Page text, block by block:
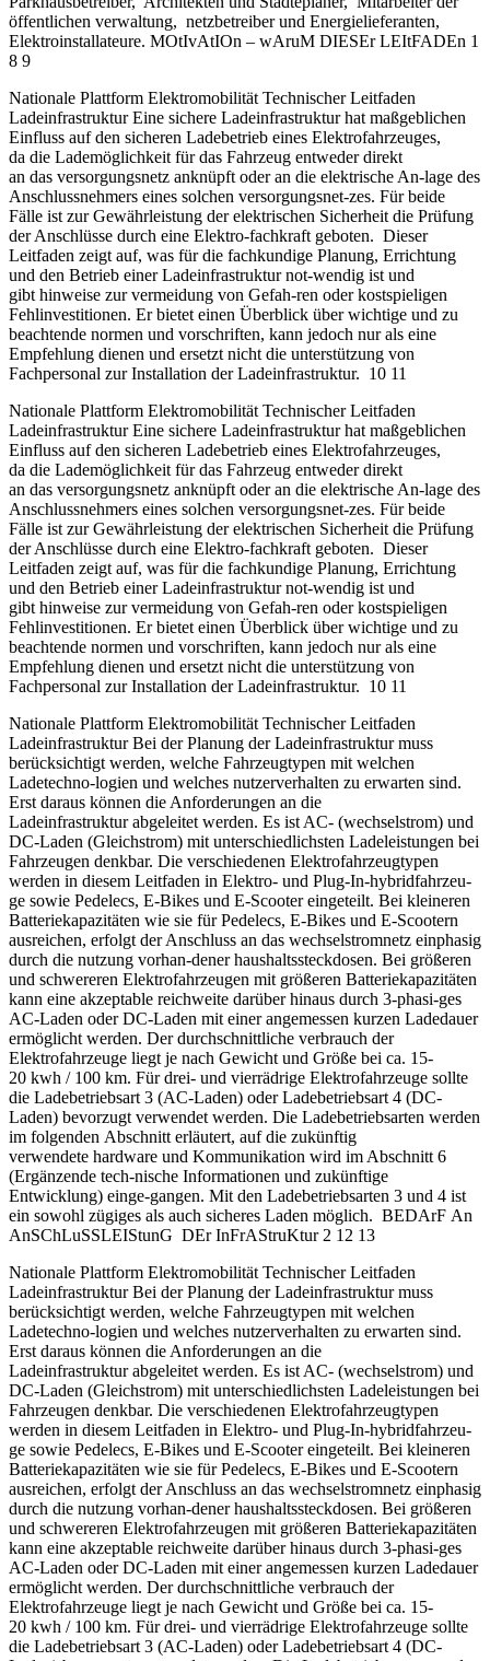
öffentlichen verwaltung, netzbetreiber und Energielieferanten,
Elektroinstallateure. MOtIvAtIOn – wAruM DIESEr LEItFADEn 1
8 9
Nationale Plattform Elektromobilität Technischer Leitfaden
Ladeinfrastruktur Eine sichere Ladeinfrastruktur hat maßgeblichen
Einfluss auf den sicheren Ladebetrieb eines Elektrofahrzeuges,
da die Lademöglichkeit für das Fahrzeug entweder direkt
an das versorgungsnetz anknüpft oder an die elektrische An-lage des
Anschlussnehmers eines solchen versorgungsnet-zes. Für beide
Fälle ist zur Gewährleistung der elektrischen Sicherheit die Prüfung
der Anschlüsse durch eine Elektro-fachkraft geboten. Dieser
Leitfaden zeigt auf, was für die fachkundige Planung, Errichtung
und den Betrieb einer Ladeinfrastruktur not-wendig ist und
gibt hinweise zur vermeidung von Gefah-ren oder kostspieligen
Fehlinvestitionen. Er bietet einen Überblick über wichtige und zu
beachtende normen und vorschriften, kann jedoch nur als eine
Empfehlung dienen und ersetzt nicht die unterstützung von
Fachpersonal zur Installation der Ladeinfrastruktur. 10 11
Nationale Plattform Elektromobilität Technischer Leitfaden
Ladeinfrastruktur Eine sichere Ladeinfrastruktur hat maßgeblichen
Einfluss auf den sicheren Ladebetrieb eines Elektrofahrzeuges,
da die Lademöglichkeit für das Fahrzeug entweder direkt
an das versorgungsnetz anknüpft oder an die elektrische An-lage des
Anschlussnehmers eines solchen versorgungsnet-zes. Für beide
Fälle ist zur Gewährleistung der elektrischen Sicherheit die Prüfung
der Anschlüsse durch eine Elektro-fachkraft geboten. Dieser
Leitfaden zeigt auf, was für die fachkundige Planung, Errichtung
und den Betrieb einer Ladeinfrastruktur not-wendig ist und
gibt hinweise zur vermeidung von Gefah-ren oder kostspieligen
Fehlinvestitionen. Er bietet einen Überblick über wichtige und zu
beachtende normen und vorschriften, kann jedoch nur als eine
Empfehlung dienen und ersetzt nicht die unterstützung von
Fachpersonal zur Installation der Ladeinfrastruktur. 10 11
Nationale Plattform Elektromobilität Technischer Leitfaden
Ladeinfrastruktur Bei der Planung der Ladeinfrastruktur muss
berücksichtigt werden, welche Fahrzeugtypen mit welchen
Ladetechno-logien und welches nutzerverhalten zu erwarten sind.
Erst daraus können die Anforderungen an die
Ladeinfrastruktur abgeleitet werden. Es ist AC- (wechselstrom) und
DC-Laden (Gleichstrom) mit unterschiedlichsten Ladeleistungen bei
Fahrzeugen denkbar. Die verschiedenen Elektrofahrzeugtypen
werden in diesem Leitfaden in Elektro- und Plug-In-hybridfahrzeu-
ge sowie Pedelecs, E-Bikes und E-Scooter eingeteilt. Bei kleineren
Batteriekapazitäten wie sie für Pedelecs, E-Bikes und E-Scootern
ausreichen, erfolgt der Anschluss an das wechselstromnetz einphasig
durch die nutzung vorhan-dener haushaltssteckdosen. Bei größeren
und schwereren Elektrofahrzeugen mit größeren Batteriekapazitäten
kann eine akzeptable reichweite darüber hinaus durch 3-phasi-ges
AC-Laden oder DC-Laden mit einer angemessen kurzen Ladedauer
ermöglicht werden. Der durchschnittliche verbrauch der
Elektrofahrzeuge liegt je nach Gewicht und Größe bei ca. 15-
20 kwh / 100 km. Für drei- und vierrädrige Elektrofahrzeuge sollte
die Ladebetriebsart 3 (AC-Laden) oder Ladebetriebsart 4 (DC-
Laden) bevorzugt verwendet werden. Die Ladebetriebsarten werden
im folgenden Abschnitt erläutert, auf die zukünftig
verwendete hardware und Kommunikation wird im Abschnitt 6
(Ergänzende tech-nische Informationen und zukünftige
Entwicklung) einge-gangen. Mit den Ladebetriebsarten 3 und 4 ist
ein sowohl zügiges als auch sicheres Laden möglich. BEDArF An
AnSChLuSSLEIStunG DEr InFrAStruKtur 2 12 13
Nationale Plattform Elektromobilität Technischer Leitfaden
Ladeinfrastruktur Bei der Planung der Ladeinfrastruktur muss
berücksichtigt werden, welche Fahrzeugtypen mit welchen
Ladetechno-logien und welches nutzerverhalten zu erwarten sind.
Erst daraus können die Anforderungen an die
Ladeinfrastruktur abgeleitet werden. Es ist AC- (wechselstrom) und
DC-Laden (Gleichstrom) mit unterschiedlichsten Ladeleistungen bei
Fahrzeugen denkbar. Die verschiedenen Elektrofahrzeugtypen
werden in diesem Leitfaden in Elektro- und Plug-In-hybridfahrzeu-
ge sowie Pedelecs, E-Bikes und E-Scooter eingeteilt. Bei kleineren
Batteriekapazitäten wie sie für Pedelecs, E-Bikes und E-Scootern
ausreichen, erfolgt der Anschluss an das wechselstromnetz einphasig
durch die nutzung vorhan-dener haushaltssteckdosen. Bei größeren
und schwereren Elektrofahrzeugen mit größeren Batteriekapazitäten
kann eine akzeptable reichweite darüber hinaus durch 3-phasi-ges
AC-Laden oder DC-Laden mit einer angemessen kurzen Ladedauer
ermöglicht werden. Der durchschnittliche verbrauch der
Elektrofahrzeuge liegt je nach Gewicht und Größe bei ca. 15-
20 kwh / 100 km. Für drei- und vierrädrige Elektrofahrzeuge sollte
die Ladebetriebsart 3 (AC-Laden) oder Ladebetriebsart 4 (DC-